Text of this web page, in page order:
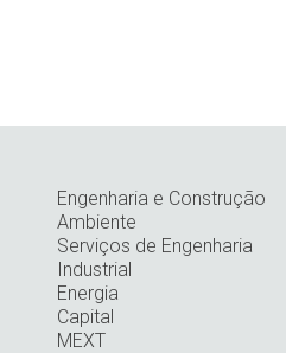
Engenharia e Construção
Ambiente
Serviços de Engenharia
Industrial
Energia
Capital
MEXT